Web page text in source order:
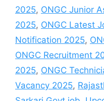
2025, ONGC Junior
2025, ONGC Latest
Notification 2025,
ONGC Recruitment
2025, ONGC
Vacancy 2025,